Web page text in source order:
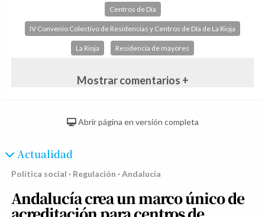
Centros de Día
IV Convenio Colectivo de Residencias y Centros de Día de La Rioja
La Rioja Residencia de mayores
Mostrar comentarios +
Abrir página en versión completa
Actualidad
Política social · Regulación · Andalucía
Andalucía crea un marco único de